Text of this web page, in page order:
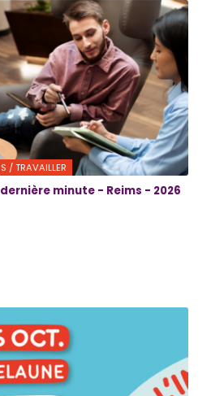
/ TRAVAILLER
minute - Reims - 2026